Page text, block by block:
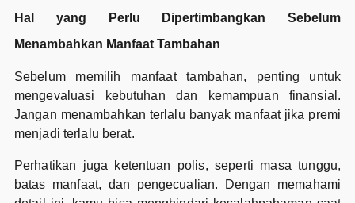
Hal yang Perlu Dipertimbangkan Sebelum
Menambahkan Manfaat Tambahan
Sebelum memilih manfaat tambahan, penting untuk
mengevaluasi kebutuhan dan kemampuan finansial.
Jangan menambahkan terlalu banyak manfaat jika premi
menjadi terlalu berat.
Perhatikan juga ketentuan polis, seperti masa tunggu,
batas manfaat, dan pengecualian. Dengan memahami